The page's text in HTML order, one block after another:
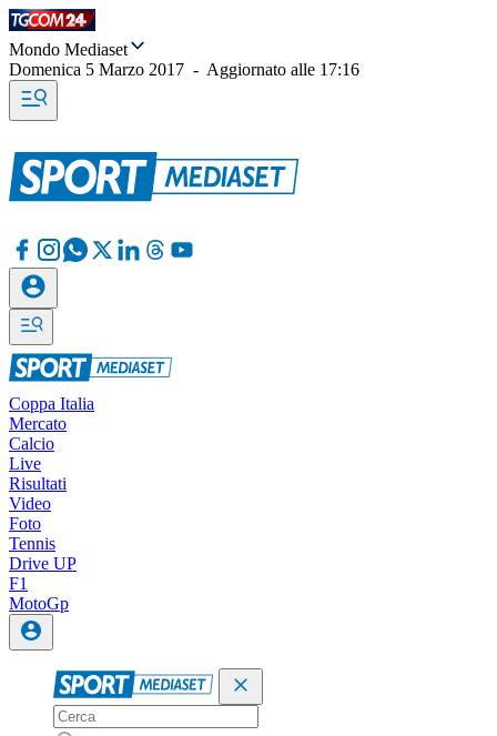
Mondo Mediaset
Domenica 5 Marzo 2017 - Aggiornato alle 17:16
Coppa Italia
Mercato
Calcio
Live
Risultati
Video
Foto
Tennis
Drive UP
F1
MotoGp